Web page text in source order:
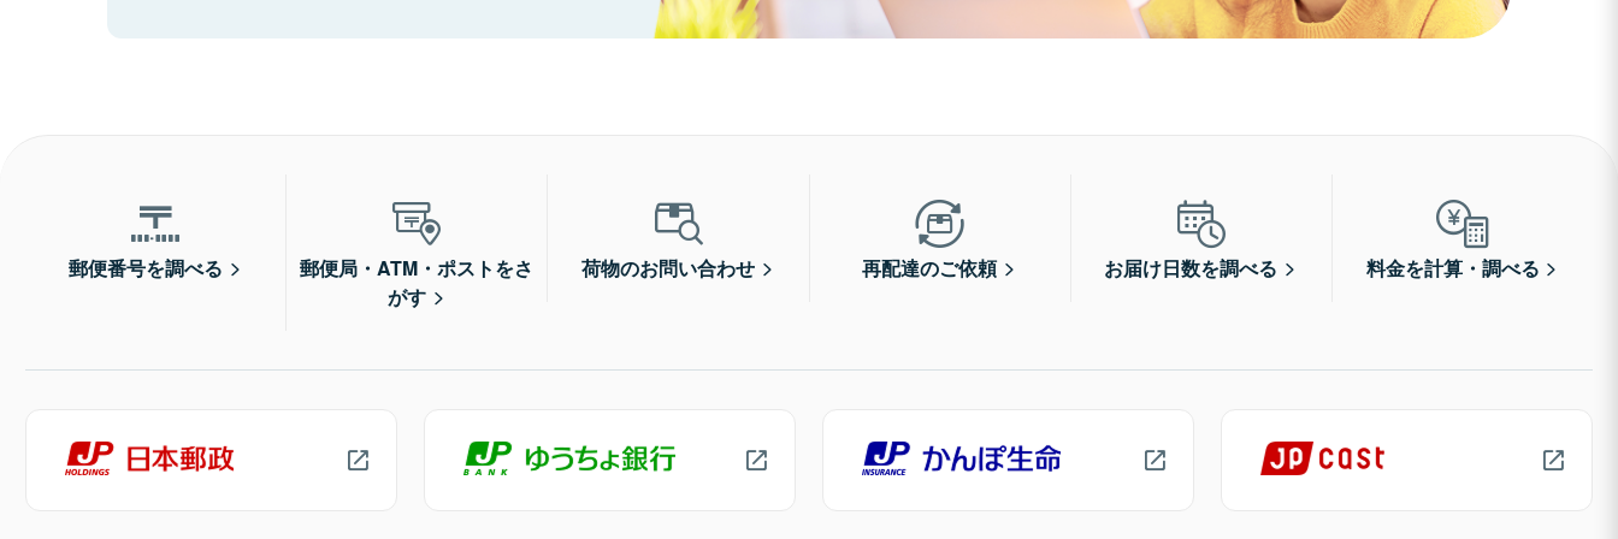
郵便番号を調べる
郵便局・ATM・ポストをさ
がす
荷物のお問い合わせ 再配達のご依頼 お届け日数を調べる 料金を計算・調べる